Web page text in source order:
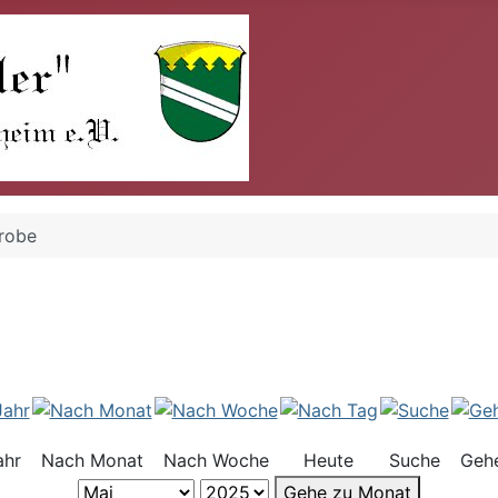
Nach Monat Nach Woche Heute Suche
Gehe zu Monat